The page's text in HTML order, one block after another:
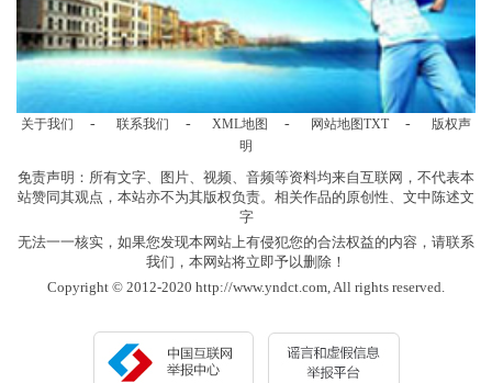
关于我们 - 联系我们 - XML地图 - 网站地图TXT -
版权声
明
免责声明：所有文字、图片、视频、音频等资料均来自互联网，不代表本
站赞同其观点，本站亦不为其版权负责。相关作品的原创性、文中陈述文
字
无法一一核实，如果您发现本网站上有侵犯您的合法权益的内容，请联系
我们，本网站将立即予以删除！
Copyright © 2012-2020 http://www.yndct.com, All rights reserved.